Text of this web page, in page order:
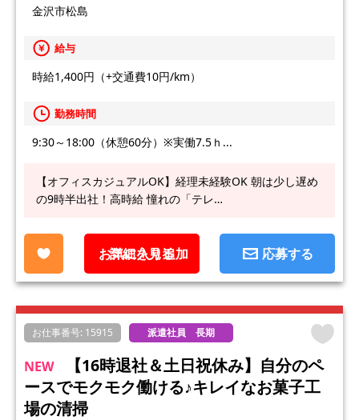
金沢市松島
給与
時給1,400円（+交通費10円/km）
勤務時間
9:30～18:00（休憩60分）※実働7.5ｈ...
【オフィスカジュアルOK】経理未経験OK 朝は少し遅め
の9時半出社！高時給 憧れの「テレ…
お気に入り追加
詳細を見る 応募する
お仕事番号: 15915 派遣社員 長期
NEW
【16時退社＆土日祝休み】自分のペ
ースでモクモク働ける♪キレイなお菓子工
場の清掃